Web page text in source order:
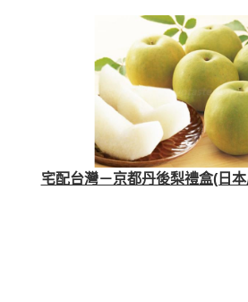
宅配台灣－京都丹後梨禮盒(日